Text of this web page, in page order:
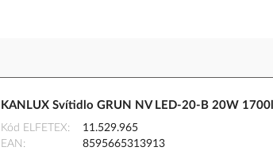
KANLUX Svítidlo GRUN NV LED-20-B 20W
Kód ELFETEX
11.529.965
EAN
8595665313913